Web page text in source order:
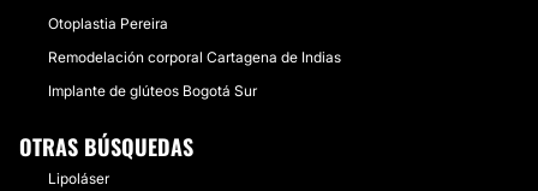
Otoplastia Pereira
Remodelación corporal Cartagena de Indias
Implante de glúteos Bogotá Sur
OTRAS BÚSQUEDAS
Lipoláser